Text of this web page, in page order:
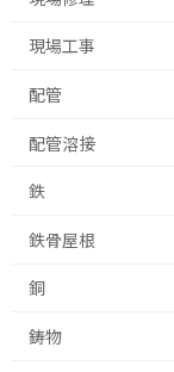
現場工事
配管
配管溶接
鉄
鉄骨屋根
銅
鋳物